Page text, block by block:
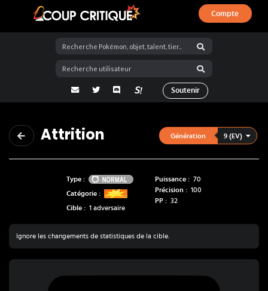
Coup Critique
Compte
adresse email
Twitter Discord La Salty Room sur Pokémon
Soutenir
Attrition Génération 9 (EV)
Type : Normal
Catégorie :
Cible : 1 adversaire
Puissance : 70
Précision : 100
PP : 32
Ignore les changements de statistiques de la cible.